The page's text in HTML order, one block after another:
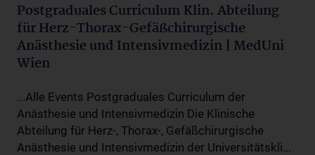
Postgraduales Curriculum Klin. Abteilung
für Herz-Thorax-Gefäßchirurgische
Anästhesie und Intensivmedizin | MedUni
Wien
...Alle Events Postgraduales Curriculum der
Anästhesie und Intensivmedizin Die Klinische
Abteilung für Herz-, Thorax-, Gefäßchirurgische
Anästhesie und Intensivmedizin der Universitätskli...